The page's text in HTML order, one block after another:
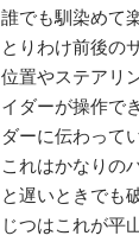
誰でも馴染めて
とりわけ前後の
位置やステアリ
イダーが操作で
ダーに伝わって
これはかなりの
と遅いときでも
じつはこれが平